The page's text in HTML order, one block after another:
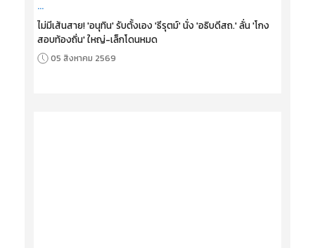
ไม่มีเส้นสาย! 'อนุทิน' รับตั้งเอง 'ธีรุตม์' นั่ง 'อธิบดีสถ.' ลั่น 'โกง
สอบท้องถิ่น' ใหญ่-เล็กโดนหมด
05 สิงหาคม 2569